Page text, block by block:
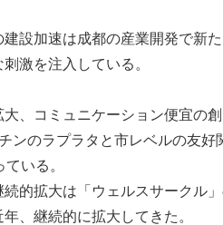
設加速は成都の産業開発で新
激を注入している。
、コミュニケーション便宜の創
ンのラプラタと市レベルの友
いる。
続的拡大は「ウェルスサークル
、継続的に拡大してきた。